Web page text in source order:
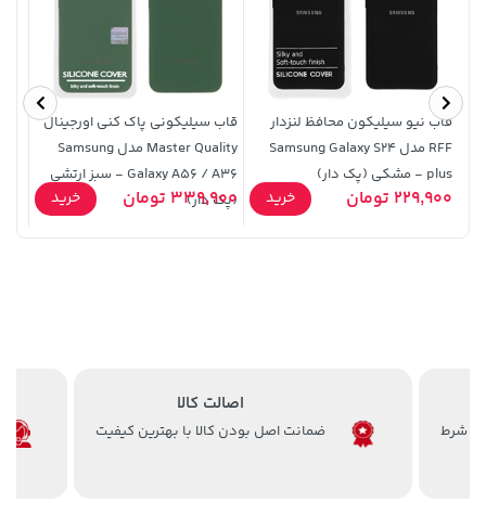
701,000 تومان خرید
4,279,000 تومان
5,454,000
خرید
قاب نیو سیلیکون محافظ لنزدار
RFF مدل Samsung Galaxy S24
plus - مشکی (پک دار)
229,900 تومان خرید
قاب سیلیکونی پاک کنی اورجینال
Master Quality مدل Samsung
Galaxy A56 / A36 - سبز ارتشی
(پک دار)
339,900 تومان خرید
اصالت کالا
ضمانت اصل بودن کالا با بهترین کیفیت